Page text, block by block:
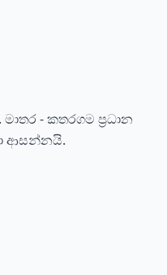
- කතරගම ප්‍රධාන
ආසන්නයි.